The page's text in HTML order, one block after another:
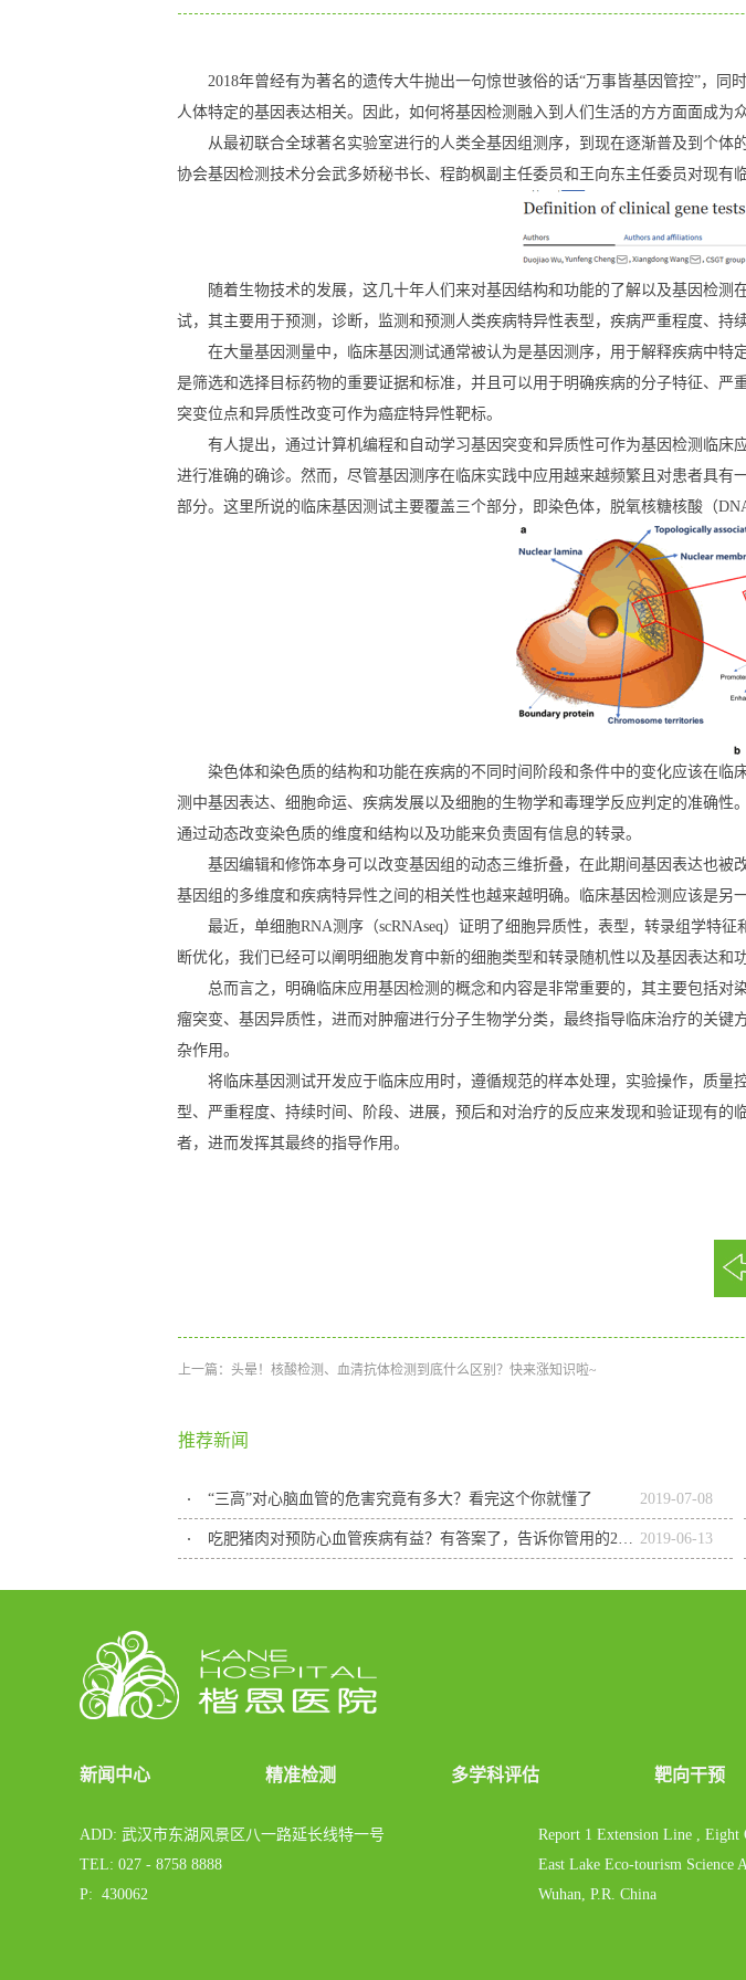
2018年曾经有为著名的遗传大牛抛出一句惊世骇俗的话“万事皆基因管控”，
人体特定的基因表达相关。因此，如何将基因检测融入到人们生活的方方面面成为
从最初联合全球著名实验室进行的人类全基因组测序，到现在逐渐普及到个
协会基因检测技术分会武多娇秘书长、程韵枫副主任委员和王向东主任委员对现有
随着生物技术的发展，这几十年人们来对基因结构和功能的了解以及基因检
试，其主要用于预测，诊断，监测和预测人类疾病特异性表型，疾病严重程度、持
在大量基因测量中，临床基因测试通常被认为是基因测序，用于解释疾病中
是筛选和选择目标药物的重要证据和标准，并且可以用于明确疾病的分子特征、
突变位点和异质性改变可作为癌症特异性靶标。
有人提出，通过计算机编程和自动学习基因突变和异质性可作为基因检测临
进行准确的确诊。然而，尽管基因测序在临床实践中应用越来越频繁且对患者具
部分。这里所说的临床基因测试主要覆盖三个部分，即染色体，脱氧核糖核酸（
染色体和染色质的结构和功能在疾病的不同时间阶段和条件中的变化应该在
测中基因表达、细胞命运、疾病发展以及细胞的生物学和毒理学反应判定的准确
通过动态改变染色质的维度和结构以及功能来负责固有信息的转录。
基因编辑和修饰本身可以改变基因组的动态三维折叠，在此期间基因表达也被
基因组的多维度和疾病特异性之间的相关性也越来越明确。临床基因检测应该是另
最近，单细胞RNA测序（scRNAseq）证明了细胞异质性，表型，转录组学特
断优化，我们已经可以阐明细胞发育中新的细胞类型和转录随机性以及基因表达和
总而言之，明确临床应用基因检测的概念和内容是非常重要的，其主要包括
瘤突变、基因异质性，进而对肿瘤进行分子生物学分类，最终指导临床治疗的关
杂作用。
将临床基因测试开发应于临床应用时，遵循规范的样本处理，实验操作，质
型、严重程度、持续时间、阶段、进展，预后和对治疗的反应来发现和验证现有
者，进而发挥其最终的指导作用。
上一篇： 头晕！核酸检测、血清抗体检测到底什么区别？快来涨知识啦~
推荐新闻
“三高”对心脑血管的危害究竟有多大？看完这个你就懂了 2019-07-08
吃肥猪肉对预防心血管疾病有益？有答案了，告诉你管用的2种做法 2019-06-13
新闻中心 精准检测 多学科评估 靶向干预
ADD: 武汉市东湖风景区八一路延长线特一号
TEL: 027 - 8758 8888
P: 430062
Report 1 Extension Line , Eight
East Lake Eco-tourism Science
Wuhan, P.R. China